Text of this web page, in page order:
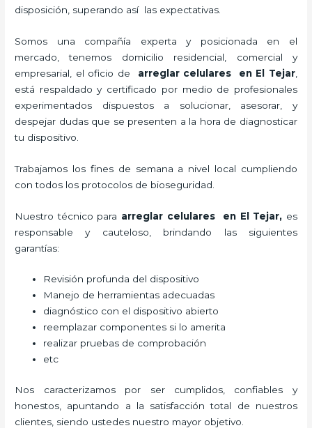
disposición, superando así las expectativas.
Somos una compañía experta y posicionada en el
mercado, tenemos domicilio residencial, comercial y
empresarial, el oficio de arreglar celulares en El Tejar,
está respaldado y certificado por medio de profesionales
experimentados dispuestos a solucionar, asesorar, y
despejar dudas que se presenten a la hora de diagnosticar
tu dispositivo.
Trabajamos los fines de semana a nivel local cumpliendo
con todos los protocolos de bioseguridad.
Nuestro técnico para arreglar celulares en El Tejar, es
responsable y cauteloso, brindando las siguientes
garantías:
Revisión profunda del dispositivo
Manejo de herramientas adecuadas
diagnóstico con el dispositivo abierto
reemplazar componentes si lo amerita
realizar pruebas de comprobación
etc
Nos caracterizamos por ser cumplidos, confiables y
honestos, apuntando a la satisfacción total de nuestros
clientes, siendo ustedes nuestro mayor objetivo.